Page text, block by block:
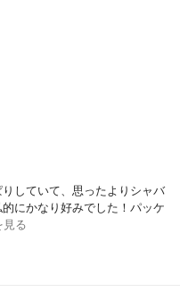
していて、思ったよりシャバ
にかなり好みでした！パッケ
見る